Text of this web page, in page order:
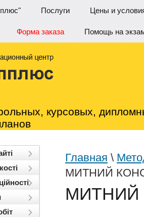
Послуги Цены и
Форма заказа Помощь на
курсовых,
Главная \
МИТНИЙ
МИТНИЙ